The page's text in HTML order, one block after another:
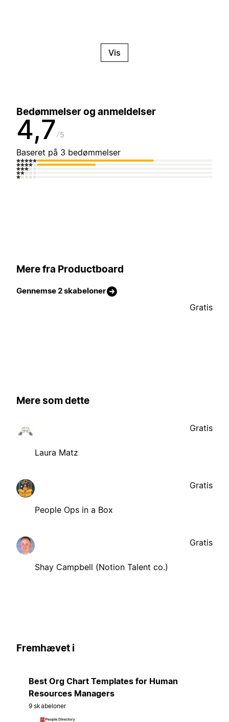
Vis
Bedømmelser og anmeldelser
4,7 5
Baseret på 3 bedømmelser
Mere fra Productboard
Gennemse 2 skabeloner
Gratis
Mere som dette
Laura Matz
Gratis
People Ops in a Box
Gratis
Shay Campbell (Notion Talent co.)
Gratis
Fremhævet i
Best Org Chart Templates for Human
Resources Managers
9 skabeloner